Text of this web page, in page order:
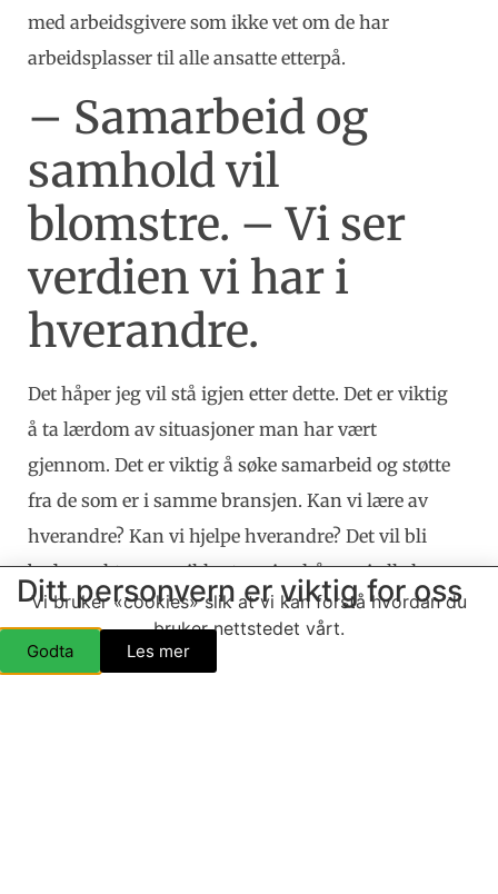
med arbeidsgivere som ikke vet om de har
arbeidsplasser til alle ansatte etterpå.
– Samarbeid og
samhold vil
blomstre. – Vi ser
verdien vi har i
hverandre.
Det håper jeg vil stå igjen etter dette. Det er viktig
å ta lærdom av situasjoner man har vært
gjennom. Det er viktig å søke samarbeid og støtte
fra de som er i samme bransjen. Kan vi lære av
hverandre? Kan vi hjelpe hverandre? Det vil bli
bedre, sakte men sikkert, og jeg håper vi alle lærer
noe av dette.
Når jeg skriver «samhold og samarbeid», tenker
Ditt personvern er viktig for oss
Vi bruker «cookies» slik at vi kan forstå hvordan du
bruker nettstedet vårt.
Godta Les mer